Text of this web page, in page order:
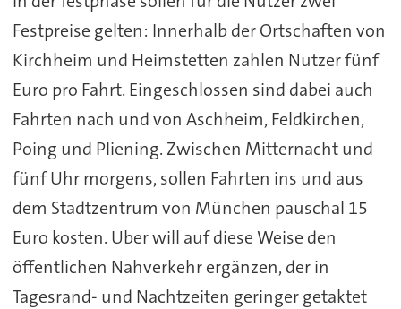
Festpreise gelten: Innerhalb der Ortschaften von
Kirchheim und Heimstetten zahlen Nutzer fünf
Euro pro Fahrt. Eingeschlossen sind dabei auch
Fahrten nach und von Aschheim, Feldkirchen,
Poing und Pliening. Zwischen Mitternacht und
fünf Uhr morgens, sollen Fahrten ins und aus
dem Stadtzentrum von München pauschal 15
Euro kosten. Uber will auf diese Weise den
öffentlichen Nahverkehr ergänzen, der in
Tagesrand- und Nachtzeiten geringer getaktet